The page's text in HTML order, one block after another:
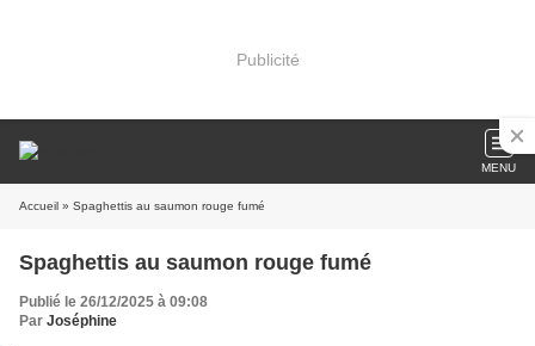
Publicité
MENU
Accueil » Spaghettis au saumon rouge fumé
Spaghettis au saumon rouge fumé
Publié le 26/12/2025 à 09:08
Par Joséphine